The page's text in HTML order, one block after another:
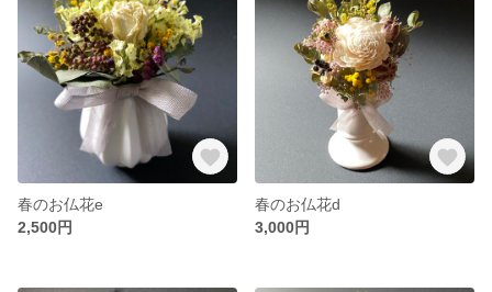
春のお仏花e
2,500円
春のお仏花d
3,000円